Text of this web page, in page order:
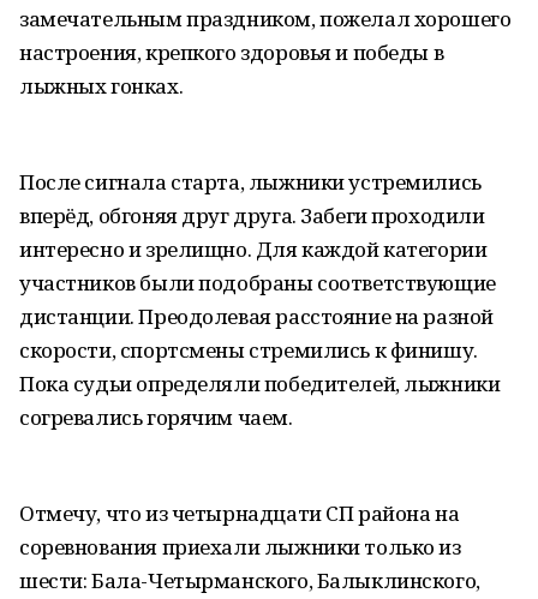
замечательным праздником, пожелал хорошего
настроения, крепкого здоровья и победы в
лыжных гонках.
После сигнала старта, лыжники устремились
вперёд, обгоняя друг друга. Забеги проходили
интересно и зрелищно. Для каждой категории
участников были подобраны соответствующие
дистанции. Преодолевая расстояние на разной
скорости, спортсмены стремились к финишу.
Пока судьи определяли победителей, лыжники
согревались горячим чаем.
Отмечу, что из четырнадцати СП района на
соревнования приехали лыжники только из
шести: Бала-Четырманского, Балыклинского,